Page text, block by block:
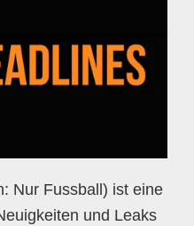
Nur Fussball) ist eine
und Leaks